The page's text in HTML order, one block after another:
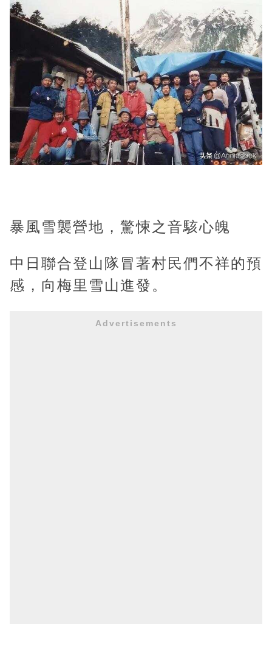
暴風雪襲營地，驚悚之音駭心魄
中日聯合登山隊冒著村民們不祥的預
感，向梅里雪山進發。
Advertisements